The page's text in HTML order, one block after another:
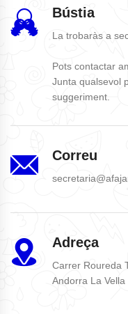
Bústia
La trobaràs a
Pots contactar
Junta qualsevol
suggeriment.
Correu
Adreça
Carrer Roureda
Andorra La Vella